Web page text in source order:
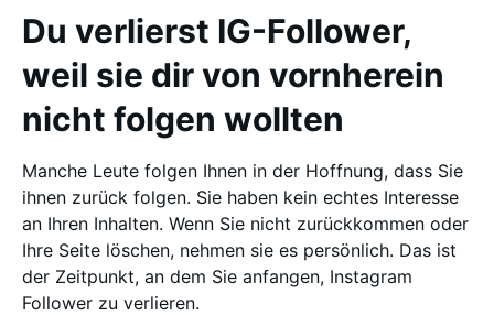
Du verlierst IG-Follower,
weil sie dir von vornherein
nicht folgen wollten
Manche Leute folgen Ihnen in der Hoffnung, dass Sie
ihnen zurück folgen. Sie haben kein echtes Interesse
an Ihren Inhalten. Wenn Sie nicht zurückkommen oder
Ihre Seite löschen, nehmen sie es persönlich. Das ist
der Zeitpunkt, an dem Sie anfangen, Instagram
Follower zu verlieren.